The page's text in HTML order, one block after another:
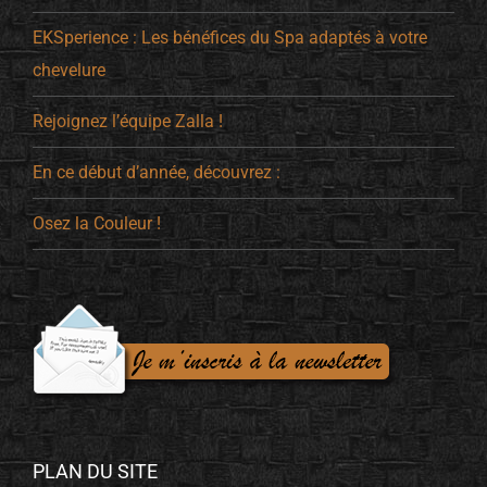
EKSperience : Les bénéfices du Spa adaptés à votre
chevelure
Rejoignez l’équipe Zalla !
En ce début d’année, découvrez :
Osez la Couleur !
PLAN DU SITE